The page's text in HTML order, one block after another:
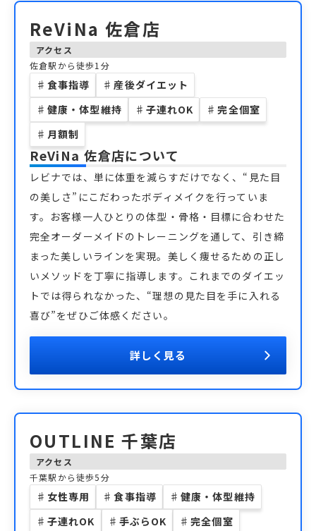
ReViNa 佐倉店
アクセス
佐倉駅から徒歩1分
♯ 食事指導 ♯ 産後ダイエット
♯ 健康・体型維持 ♯ 子連れOK ♯ 完全個室
♯ 月額制
ReViNa 佐倉店について
レビナでは、単に体重を減らすだけでなく、“見た目
の美しさ”にこだわったボディメイクを行っていま
す。お客様一人ひとりの体型・骨格・目標に合わせた
完全オーダーメイドのトレーニングを通して、引き締
まった美しいラインを実現。美しく痩せるための正し
いメソッドを丁寧に指導します。これまでのダイエッ
トでは得られなかった、“理想の見た目を手に入れる
喜び”をぜひご体感ください。
詳しく見る
OUTLINE 千葉店
アクセス
千葉駅から徒歩5分
♯ 女性専用 ♯ 食事指導 ♯ 健康・体型維持
♯ 子連れOK ♯ 手ぶらOK ♯ 完全個室